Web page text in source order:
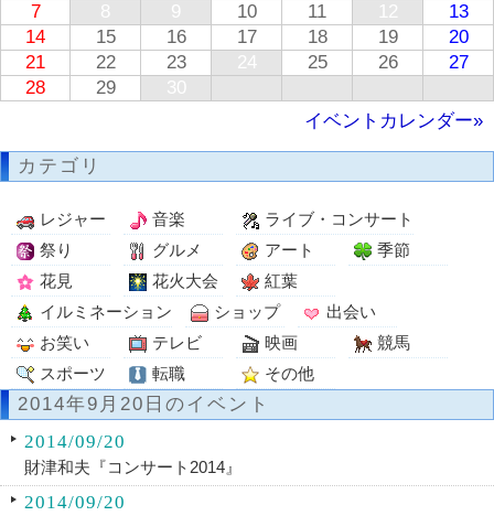
7
8 9 10 11 12
13
14
15 16 17 18 19
20
21
22 23 24 25 26
27
28
29
30
イベントカレンダー»
カテゴリ
レジャー 音楽
ライブ・コンサート
祭り
グルメ アート
季節
花見
花火大会
紅葉
イルミネーション
ショップ
出会い
お笑い
テレビ 映画
競馬
スポーツ
転職 その他
2014年9月20日のイベント
2014/09/20
財津和夫『コンサート2014』
2014/09/20